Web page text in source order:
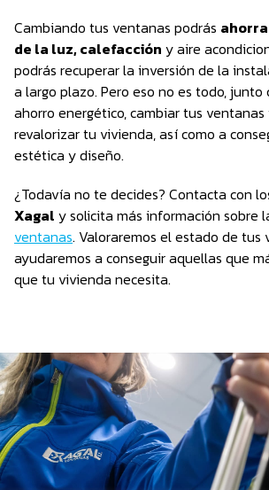
Cambiando tus ventanas podrás
de la luz, calefacción y aire
podrás recuperar la inversión de la
a largo plazo. Pero eso no es todo,
ahorro energético, cambiar tus
revalorizar tu vivienda, así como a
estética y diseño.
¿Todavía no te decides? Contacta con
Xagal y solicita más información sobre
ventanas. Valoraremos el estado de tus
ayudaremos a conseguir aquellas que
que tu vivienda necesita.